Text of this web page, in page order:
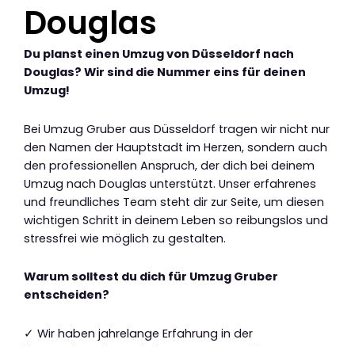
Douglas
Du planst einen Umzug von Düsseldorf nach
Douglas? Wir sind die Nummer eins für deinen
Umzug!
Bei Umzug Gruber aus Düsseldorf tragen wir nicht nur
den Namen der Hauptstadt im Herzen, sondern auch
den professionellen Anspruch, der dich bei deinem
Umzug nach Douglas unterstützt. Unser erfahrenes
und freundliches Team steht dir zur Seite, um diesen
wichtigen Schritt in deinem Leben so reibungslos und
stressfrei wie möglich zu gestalten.
Warum solltest du dich für Umzug Gruber
entscheiden?
✓ Wir haben jahrelange Erfahrung in der